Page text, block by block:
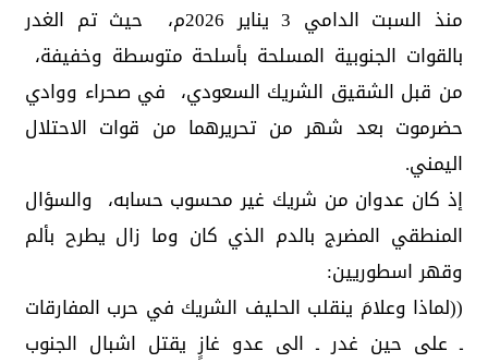
منذ السبت الدامي 3 يناير 2026م، حيث تم الغدر
بالقوات الجنوبية المسلحة بأسلحة متوسطة وخفيفة،
من قبل الشقيق الشريك السعودي، في صحراء ووادي
حضرموت بعد شهر من تحريرهما من قوات الاحتلال
اليمني.
إذ كان عدوان من شريك غير محسوب حسابه، والسؤال
المنطقي المضرج بالدم الذي كان وما زال يطرح بألم
وقهر اسطوريين:
((لماذا وعلامَ ينقلب الحليف الشريك في حرب المفارقات
ـ على حين غدر ـ الى عدو غازٍ يقتل اشبال الجنوب